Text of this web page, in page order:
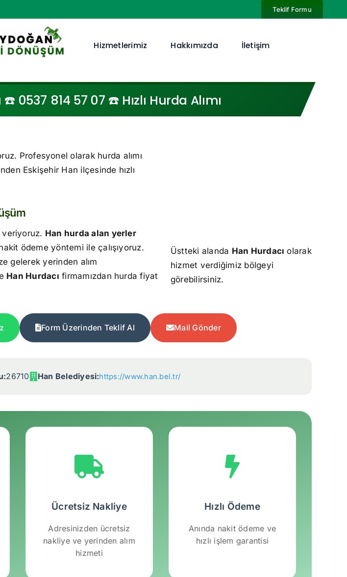
Teklif Formu
Hizmetlerimiz Hakkımızda İletişim
0537 814 57 07 ☎️ Hızlı Hurda Alımı
Profesyonel olarak hurda alımı
Eskişehir Han ilçesinde hızlı
Han hurda alan yerler
ödeme yöntemi ile çalışıyoruz.
gelerek yerinden alım
Han Hurdacı firmamızdan hurda fiyat
Üstteki alanda Han Hurdacı olarak
hizmet verdiğimiz bölgeyi
görebilirsiniz.
Form Üzerinden Teklif Al Mail Gönder
26710 Han Belediyesi:https://www.han.bel.tr/
Ücretsiz Nakliye
Adresinizden ücretsiz
nakliye ve yerinden alım
hizmeti
Hızlı Ödeme
Anında nakit ödeme ve
hızlı işlem garantisi